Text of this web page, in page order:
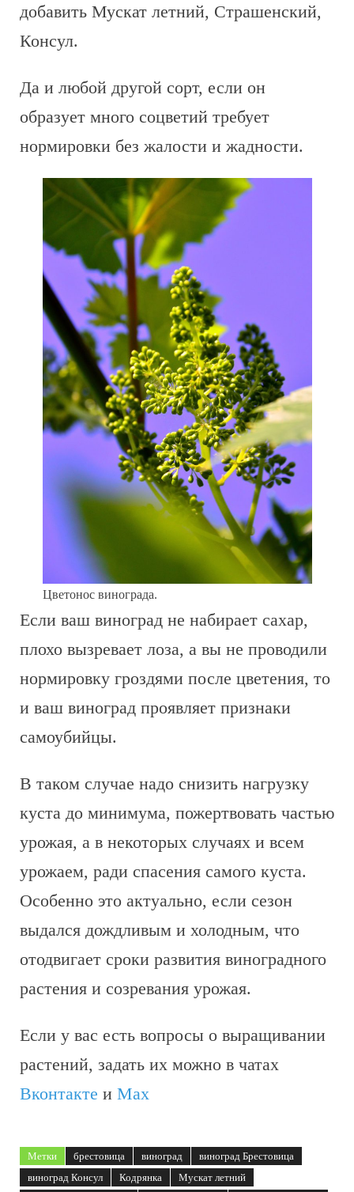
добавить Мускат летний, Страшенский,
Консул.
Да и любой другой сорт, если он
образует много соцветий требует
нормировки без жалости и жадности.
Цветонос винограда.
Если ваш виноград не набирает сахар,
плохо вызревает лоза, а вы не проводили
нормировку гроздями после цветения, то
и ваш виноград проявляет признаки
самоубийцы.
В таком случае надо снизить нагрузку
куста до минимума, пожертвовать частью
урожая, а в некоторых случаях и всем
урожаем, ради спасения самого куста.
Особенно это актуально, если сезон
выдался дождливым и холодным, что
отодвигает сроки развития виноградного
растения и созревания урожая.
Если у вас есть вопросы о выращивании
растений, задать их можно в чатах
Вконтакте и Max
Метки брестовица виноград
виноград Брестовица
виноград Консул
Кодрянка
Мускат летний